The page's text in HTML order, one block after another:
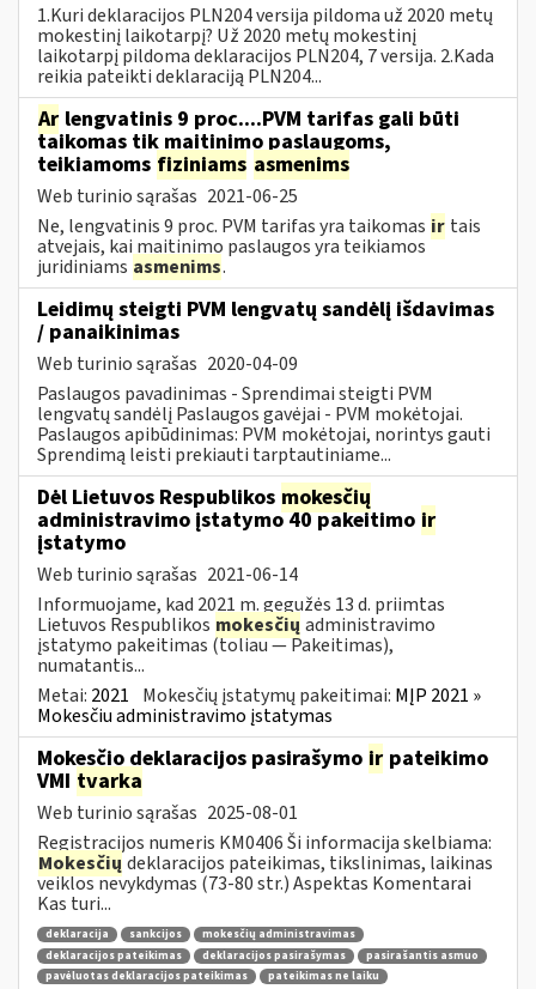
1.Kuri deklaracijos PLN204 versija pildoma už 2020 metų
mokestinį laikotarpį? Už 2020 metų mokestinį
laikotarpį pildoma deklaracijos PLN204, 7 versija. 2.Kada
reikia pateikti deklaraciją PLN204...
Ar lengvatinis 9 proc....PVM tarifas gali būti
taikomas tik maitinimo paslaugoms,
teikiamoms fiziniams asmenims
Web turinio sąrašas 2021-06-25
Ne, lengvatinis 9 proc. PVM tarifas yra taikomas ir tais
atvejais, kai maitinimo paslaugos yra teikiamos
juridiniams asmenims.
Leidimų steigti PVM lengvatų sandėlį išdavimas
/ panaikinimas
Web turinio sąrašas 2020-04-09
Paslaugos pavadinimas - Sprendimai steigti PVM
lengvatų sandėlį Paslaugos gavėjai - PVM mokėtojai.
Paslaugos apibūdinimas: PVM mokėtojai, norintys gauti
Sprendimą leisti prekiauti tarptautiniame...
Dėl Lietuvos Respublikos mokesčių
administravimo įstatymo 40 pakeitimo ir
įstatymo
Web turinio sąrašas 2021-06-14
Informuojame, kad 2021 m. gegužės 13 d. priimtas
Lietuvos Respublikos mokesčių administravimo
įstatymo pakeitimas (toliau — Pakeitimas),
numatantis...
Metai: 2021 Mokesčių įstatymų pakeitimai: MĮP 2021 »
Mokesčiu administravimo įstatymas
Mokesčio deklaracijos pasirašymo ir pateikimo
VMI tvarka
Web turinio sąrašas 2025-08-01
Registracijos numeris KM0406 Ši informacija skelbiama:
Mokesčių deklaracijos pateikimas, tikslinimas, laikinas
veiklos nevykdymas (73-80 str.) Aspektas Komentarai
Kas turi...
deklaracija sankcijos
mokesčių administravimas
deklaracijos pateikimas
deklaracijos pasirašymas
pasirašantis asmuo
pavėluotas deklaracijos pateikimas
pateikimas ne laiku